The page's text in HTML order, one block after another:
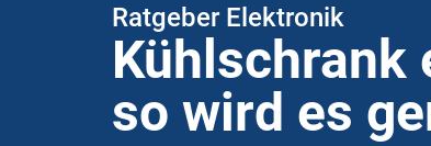
Ratgeber Elektronik
Kühlschrank
so wird es